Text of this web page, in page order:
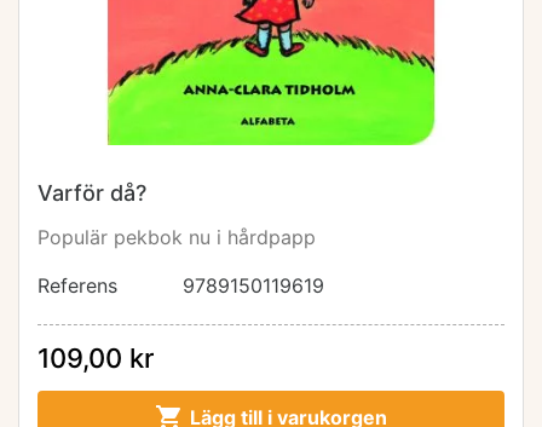
Varför då?
Populär pekbok nu i hårdpapp
Referens
9789150119619
109,00 kr
 Lägg till i varukorgen